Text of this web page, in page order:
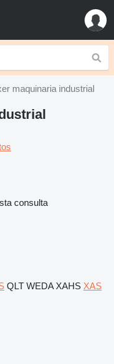
maquinaria industrial
consulta
QLT WEDA XAHS XAS